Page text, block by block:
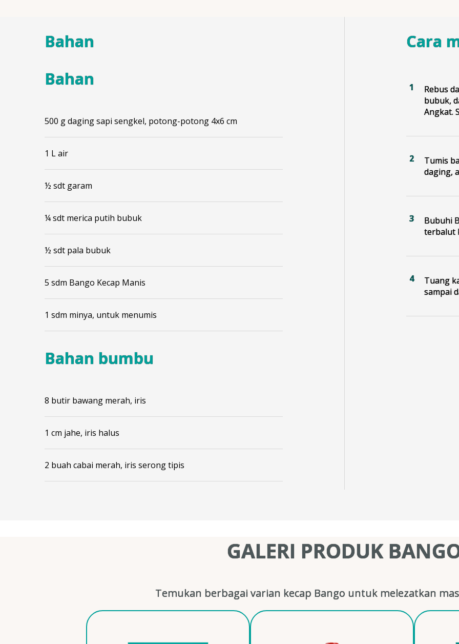
Bahan
Bahan
500 g daging sapi sengkel, potong-potong 4x6 cm
1 L air
½ sdt garam
¼ sdt merica putih bubuk
½ sdt pala bubuk
5 sdm Bango Kecap Manis
1 sdm minya, untuk menumis
Bahan bumbu
8 butir bawang merah, iris
1 cm jahe, iris halus
2 buah cabai merah, iris serong tipis
Cara
Rebus
bubuk,
Angkat.
Tumis
daging,
Bubuhi
terbalut
Tuang
sampai
GALERI PRODUK
Temukan berbagai varian kecap Bango untuk melezatkan